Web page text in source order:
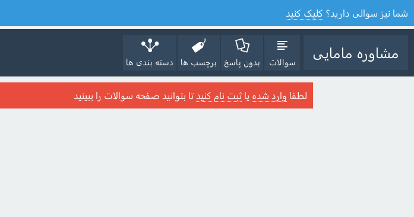
شما نیز سوالی دارید؟ کلیک کنید
مشاوره مامایی
سوالات بدون پاسخ برچسب ها دسته بندی ها
لطفا وارد شده یاثبت نام کنیدتا بتوانید صفحه سوالات را ببینید